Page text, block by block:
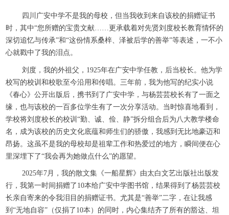
四川广安中学不是我的母校，但当我收到来自该校的捐赠证书
时，其中“您所赠的宝贵文献……更承载着对先贤刘度校长教育情怀的
深切追忆与传承”和“这份情系桑梓、泽被后学的善举”等表述，一不小
心就戳中了我的泪点。
刘度，我的外祖父，1925年在广安中学任教，后当校长。他为学
校写的校训和校歌至今沿用和传唱。三年前，我为他写的纪实小说
《春心》公开出版后，携书到了广安中学，与杨芸芸校长有了一面之
缘，也与该校的一百多位学生有了一次分享活动。当时惊喜地看到，
学校将刘度校长的校训“勤、诚、俭、静”拆分组合后为八大教学楼命
名，成为该校的历史文化底蕴和师生们的骄傲，我感到无比地豪迈和
昂扬。这虽不是我的母校却是祖辈工作和热爱过的地方，瞬间便在心
里深埋下了“我会再为她做点什么”的愿望。
2025年7月，我的散文集《一船星辉》由太白文艺出版社出版发
行，我第一时间捐赠了10本给广安中学图书馆，结果得到了杨芸芸校
长亲自寄来的令我泪目的捐赠证书。尤其是“善举”二字，在让我感
到“无地自容”（仅捐了10本）的同时，内心集结齐了所有的豁达、坦